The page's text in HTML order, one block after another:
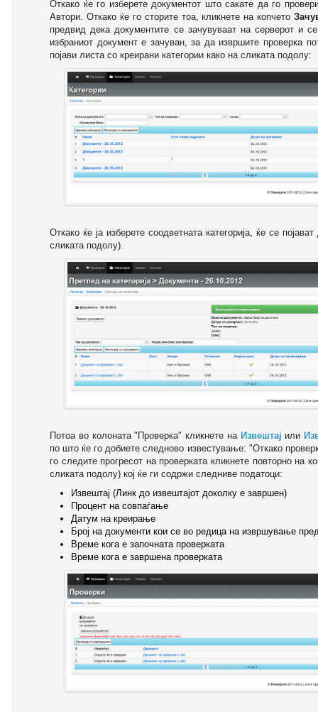
Откако ќе го изберете документот што сакате да го
Автори. Откако ќе го сторите тоа, кликнете на копчето
предвид дека документите се зачувуваат на серверот и
избраниот документ е зачуван, за да извршите проверка
појави листа со креирани категории како на сликата подолу:
Откако ќе ја изберете соодветната категорија, ќе се
сликата подолу).
Потоа во колоната "Проверка" кликнете на Извештај или
по што ќе го добиете следново известување: "Oткако
го следите прогресот на проверката кликнете повторно на
сликата подолу) кој ќе ги содржи следниве податоци:
Извештај (Линк до извештајот доколку е завршен)
Процент на совпаѓање
Датум на креирање
Број на документи кои се во редица на извршување
Време кога е започната проверката
Време кога е завршена проверката